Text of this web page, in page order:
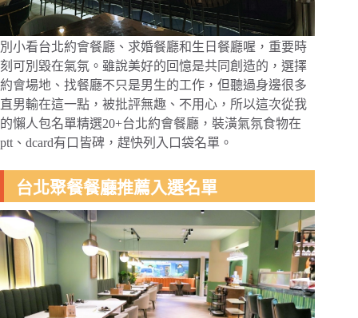
別小看台北約會餐廳、求婚餐廳和生日餐廳喔，重要時
刻可別毀在氣氛。雖說美好的回憶是共同創造的，選擇
約會場地、找餐廳不只是男生的工作，但聽過身邊很多
直男輸在這一點，被批評無趣、不用心，所以這次從我
的懶人包名單精選20+台北約會餐廳，裝潢氣氛食物在
ptt、dcard有口皆碑，趕快列入口袋名單。
台北聚餐餐廳推薦入選名單